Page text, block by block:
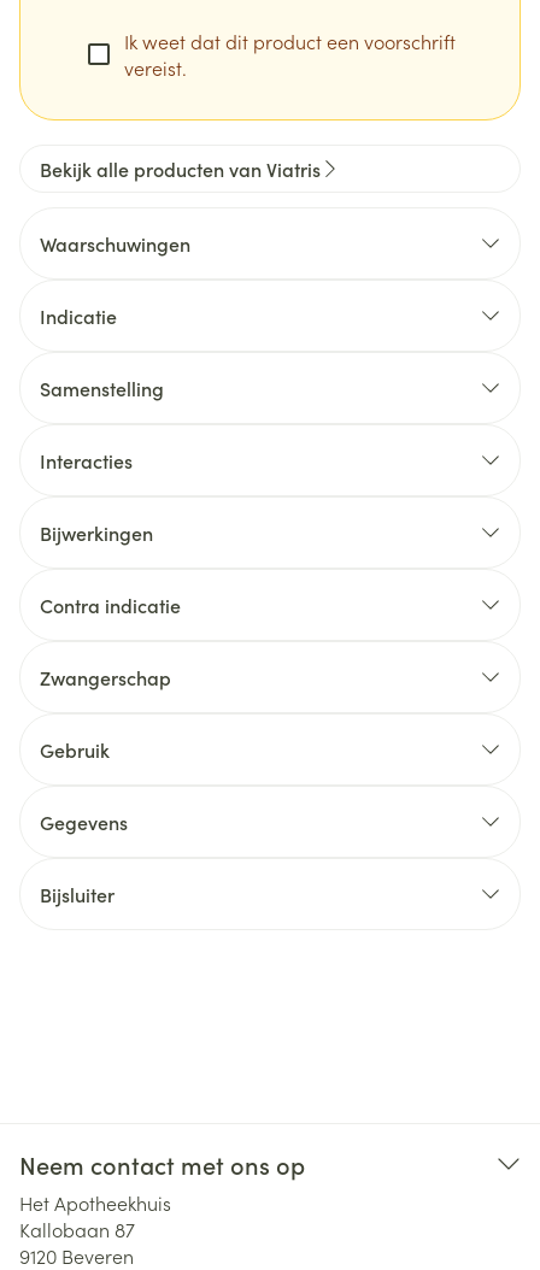
Ik weet dat dit product een voorschrift
vereist.
Bekijk alle producten van Viatris
Waarschuwingen
Indicatie
Samenstelling
Interacties
Bijwerkingen
Contra indicatie
Zwangerschap
Gebruik
Gegevens
Bijsluiter
Neem contact met ons op
Het Apotheekhuis
Kallobaan 87
9120 Beveren